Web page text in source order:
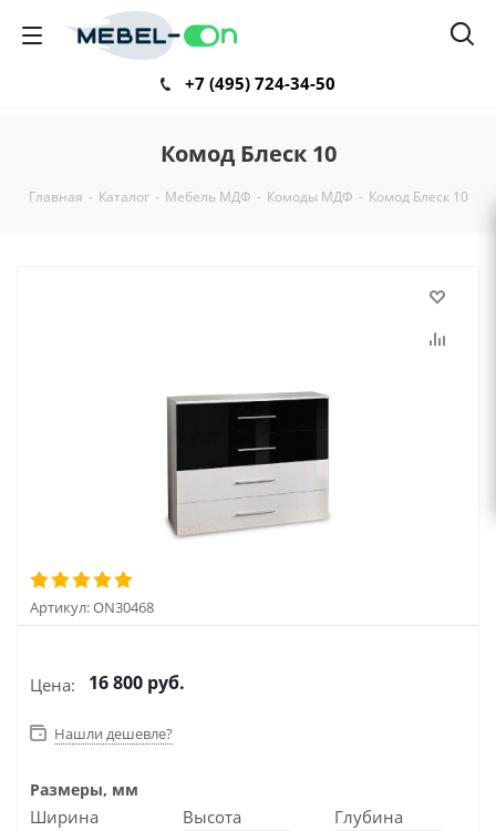
+7 (495) 724-34-50
Комод Блеск 10
Главная - Каталог - Мебель МДФ - Комоды МДФ - Комод Блеск 10
Артикул:ON30468
Цена: 16 800 руб.
Нашли дешевле?
Размеры, мм
Ширина
Высота Глубина